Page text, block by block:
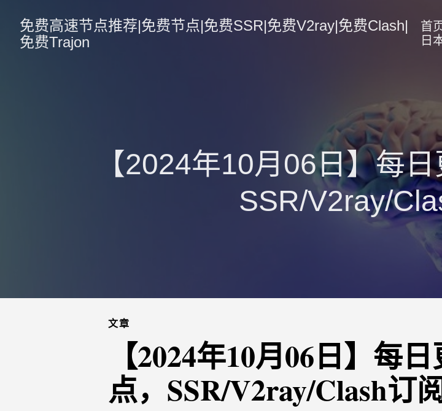
免费高速节点推荐|免费节点|免费SSR|免费V2ray|免费Clash|
免费Trajon
首
日
【2024年10月06日】每
SSR/V2ray/
文章
【2024年10月06日】每
点，SSR/V2ray/Clash订